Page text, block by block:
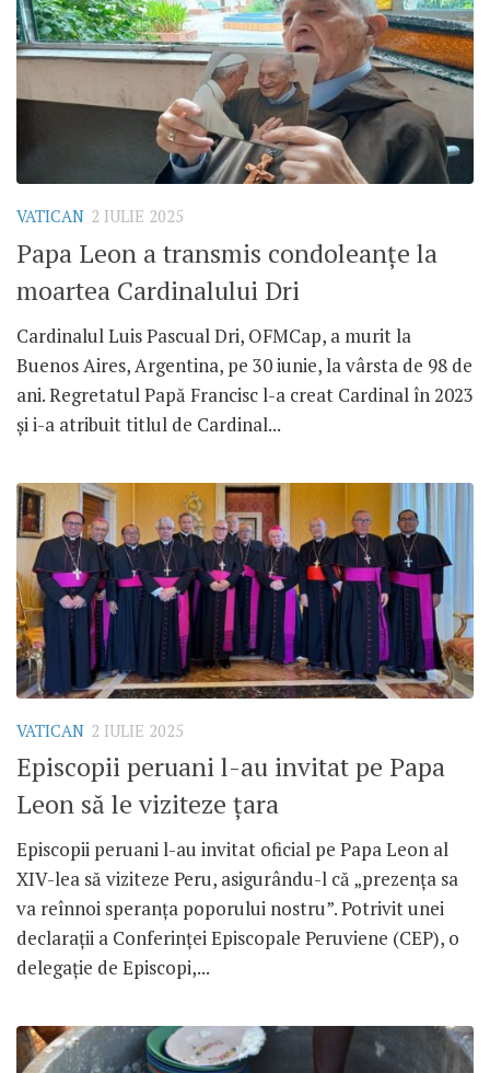
VATICAN 2 IULIE 2025
Papa Leon a transmis condoleanțe la
moartea Cardinalului Dri
Cardinalul Luis Pascual Dri, OFMCap, a murit la
Buenos Aires, Argentina, pe 30 iunie, la vârsta de 98 de
ani. Regretatul Papă Francisc l-a creat Cardinal în 2023
și i-a atribuit titlul de Cardinal...
VATICAN 2 IULIE 2025
Episcopii peruani l-au invitat pe Papa
Leon să le viziteze țara
Episcopii peruani l-au invitat oficial pe Papa Leon al
XIV-lea să viziteze Peru, asigurându-l că „prezența sa
va reînnoi speranța poporului nostru”. Potrivit unei
declarații a Conferinței Episcopale Peruviene (CEP), o
delegație de Episcopi,...